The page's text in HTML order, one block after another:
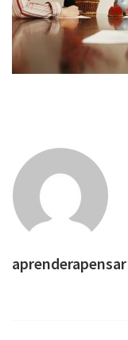
aprenderapensar